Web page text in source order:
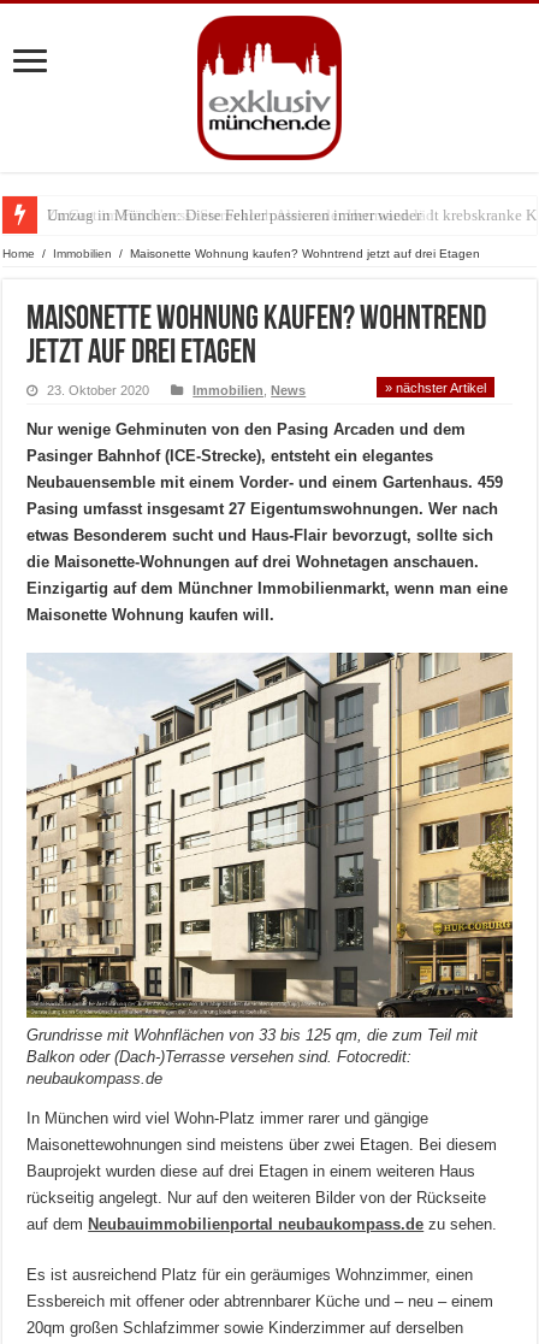
Zu Gast im Fränk’ness: Sternekoch Alexander Herrmann lädt krebskranke
Home / Immobilien / Maisonette Wohnung kaufen? Wohntrend jetzt auf drei Etagen
Maisonette Wohnung kaufen? Wohntrend
jetzt auf drei Etagen
23. Oktober 2020 Immobilien ,News » nächster Artikel
Nur wenige Gehminuten von den Pasing Arcaden und dem
Pasinger Bahnhof (ICE-Strecke), entsteht ein elegantes
Neubauensemble mit einem Vorder- und einem Gartenhaus. 459
Pasing umfasst insgesamt 27 Eigentumswohnungen. Wer nach
etwas Besonderem sucht und Haus-Flair bevorzugt, sollte sich
die Maisonette-Wohnungen auf drei Wohnetagen anschauen.
Einzigartig auf dem Münchner Immobilienmarkt, wenn man eine
Maisonette Wohnung kaufen will.
Grundrisse mit Wohnflächen von 33 bis 125 qm, die zum Teil mit
Balkon oder (Dach-)Terrasse versehen sind. Fotocredit:
neubaukompass.de
In München wird viel Wohn-Platz immer rarer und gängige
Maisonettewohnungen sind meistens über zwei Etagen. Bei diesem
Bauprojekt wurden diese auf drei Etagen in einem weiteren Haus
rückseitig angelegt. Nur auf den weiteren Bilder von der Rückseite
auf dem Neubauimmobilienportal neubaukompass.de zu sehen.
Es ist ausreichend Platz für ein geräumiges Wohnzimmer, einen
Essbereich mit offener oder abtrennbarer Küche und – neu – einem
20qm großen Schlafzimmer sowie Kinderzimmer auf derselben